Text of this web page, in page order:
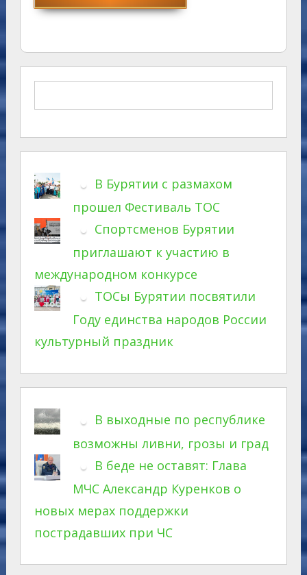
В Бурятии с размахом
прошел Фестиваль ТОС
Спортсменов Бурятии
приглашают к участию в
международном конкурсе
ТОСы Бурятии посвятили
Году единства народов России
культурный праздник
В выходные по республике
возможны ливни, грозы и град
В беде не оставят: Глава
МЧС Александр Куренков о
новых мерах поддержки
пострадавших при ЧС